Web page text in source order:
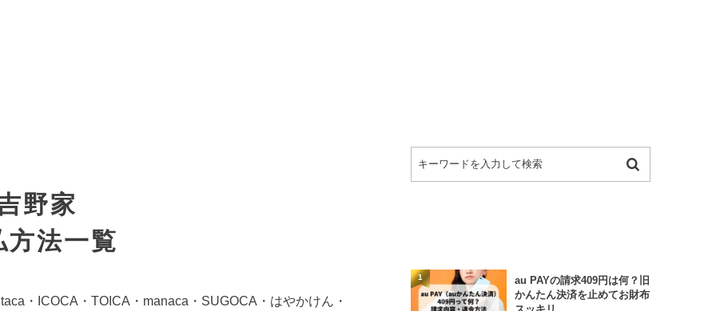
野家
方法一覧
・ICOCA・TOICA・manaca・SUGOCA・はやかけん・
au PAYの請求409円は何？旧
かんたん決済を止めてお財布
1